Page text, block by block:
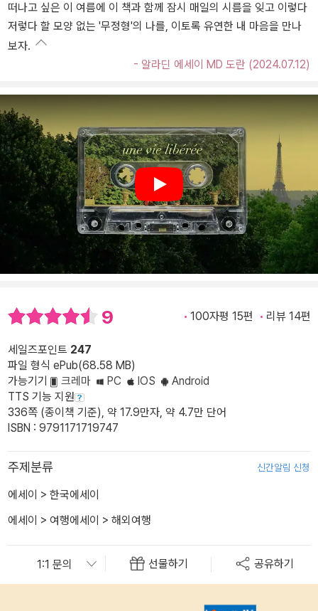
떠나고 싶은 이 여름에 이 책과 함께 잠시 매일의 시름을 잊고 이렇다
저렇다 할 모양 없는 '무정형'의 나를, 이토록 유연한 내 마음을 만나
보자.
- 알라딘 에세이 MD 도란 (2024.07.12)
Play
9 100자평 15편 리뷰 14편
세일즈포인트 247
파일 형식 ePub(68.58 MB)
가능기기
크레마 PC IOS
Android
TTS 기능 지원
336쪽 (종이책 기준), 약 17.9만자, 약 4.7만 단어
ISBN : 9791171719747
주제분류 신간알림 신청
에세이 > 한국에세이
에세이 > 여행에세이 > 해외여행
선물하기 공유하기